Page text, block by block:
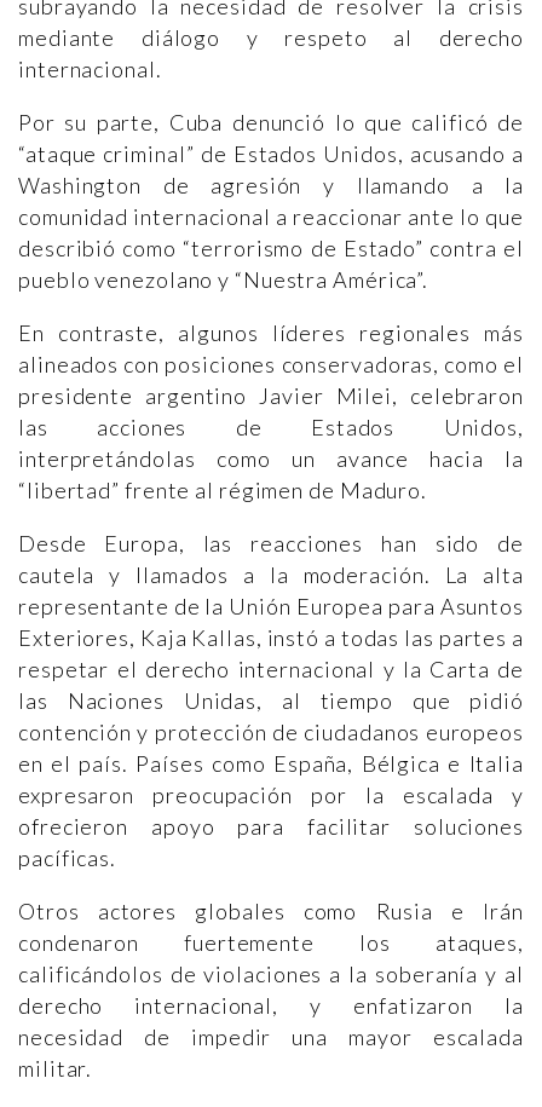
subrayando la necesidad de resolver la crisis
mediante diálogo y respeto al derecho
internacional.
Por su parte, Cuba denunció lo que calificó de
“ataque criminal” de Estados Unidos, acusando a
Washington de agresión y llamando a la
comunidad internacional a reaccionar ante lo que
describió como “terrorismo de Estado” contra el
pueblo venezolano y “Nuestra América”.
En contraste, algunos líderes regionales más
alineados con posiciones conservadoras, como el
presidente argentino Javier Milei, celebraron
las acciones de Estados Unidos,
interpretándolas como un avance hacia la
“libertad” frente al régimen de Maduro.
Desde Europa, las reacciones han sido de
cautela y llamados a la moderación. La alta
representante de la Unión Europea para Asuntos
Exteriores, Kaja Kallas, instó a todas las partes a
respetar el derecho internacional y la Carta de
las Naciones Unidas, al tiempo que pidió
contención y protección de ciudadanos europeos
en el país. Países como España, Bélgica e Italia
expresaron preocupación por la escalada y
ofrecieron apoyo para facilitar soluciones
pacíficas.
Otros actores globales como Rusia e Irán
condenaron fuertemente los ataques,
calificándolos de violaciones a la soberanía y al
derecho internacional, y enfatizaron la
necesidad de impedir una mayor escalada
militar.